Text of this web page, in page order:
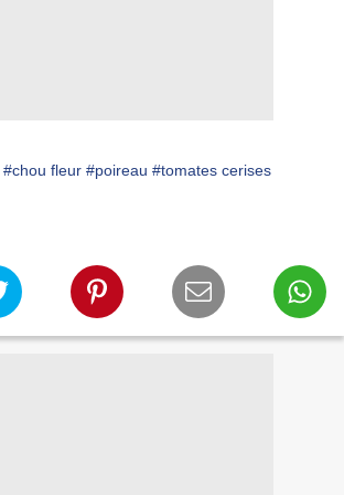
#chou fleur #poireau #tomates cerises